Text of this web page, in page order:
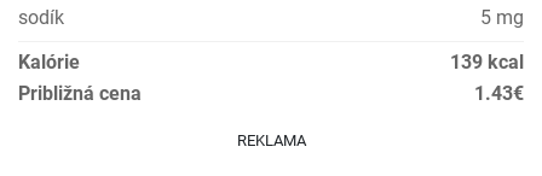
sodík
5 mg
Kalórie
139 kcal
Približná cena
1.43€
REKLAMA